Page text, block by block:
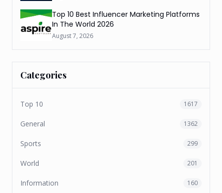
Top 10 Best Influencer Marketing Platforms
In The World 2026
August 7, 2026
Categories
Top 10 1617
General 1362
Sports 299
World 201
Information 160